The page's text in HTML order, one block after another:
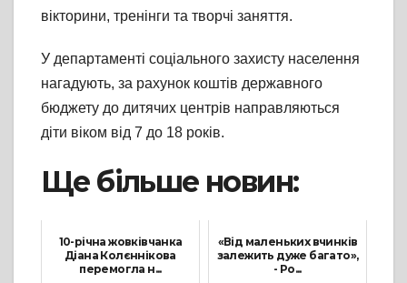
вікторини, тренінги та творчі заняття.
У департаменті соціального захисту населення
нагадують, за рахунок коштів державного
бюджету до дитячих центрів направляються
діти віком від 7 до 18 років.
Ще більше новин:
10-річна жовківчанка
Діана Колєннікова
перемогла н...
«Від маленьких вчинків
залежить дуже багато»,
- Ро...